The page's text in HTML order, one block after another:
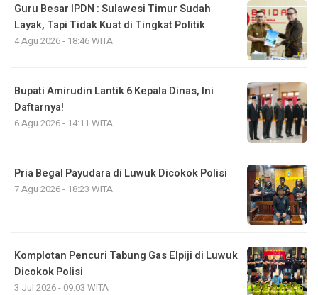
Guru Besar IPDN : Sulawesi Timur Sudah
Layak, Tapi Tidak Kuat di Tingkat Politik
4 Agu 2026 - 18:46 WITA
Bupati Amirudin Lantik 6 Kepala Dinas, Ini
Daftarnya!
6 Agu 2026 - 14:11 WITA
Pria Begal Payudara di Luwuk Dicokok Polisi
7 Agu 2026 - 18:23 WITA
Komplotan Pencuri Tabung Gas Elpiji di Luwuk
Dicokok Polisi
3 Jul 2026 - 09:03 WITA